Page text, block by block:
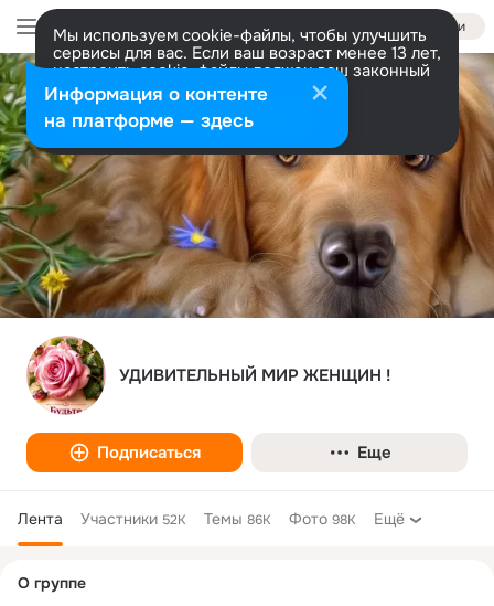
Войти
Мы используем cookie-файлы, чтобы улучшить
сервисы для вас. Если ваш возраст менее 13 лет,
настроить cookie-файлы должен ваш законный
представитель. Больше информации
Разрешить все Настроить
УДИВИТЕЛЬНЫЙ МИР ЖЕНЩИН !
Подписаться Еще
Лента Участники 52K Темы 86K Фото 98K Ещё
колонка
О группе
Информация о контенте
на платформе — здесь